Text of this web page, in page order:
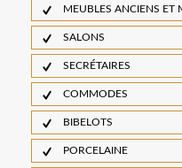
MEUBLES ANCIENS ET
SALONS
SECRÉTAIRES
COMMODES
BIBELOTS
PORCELAINE